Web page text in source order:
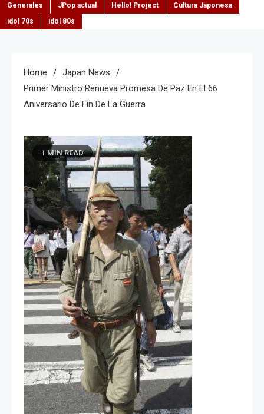
Generales
JPop actual Hello! Project
Cultura Japonesa
idol 70s
idol 80s
Home
Japan News
Primer Ministro Renueva Promesa De Paz En El 66
Aniversario De Fin De La Guerra
1 MIN READ